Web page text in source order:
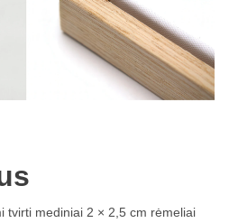
tvirti mediniai 2 × 2,5 cm rėmeliai